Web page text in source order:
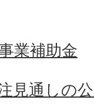
業補助金
見通しの